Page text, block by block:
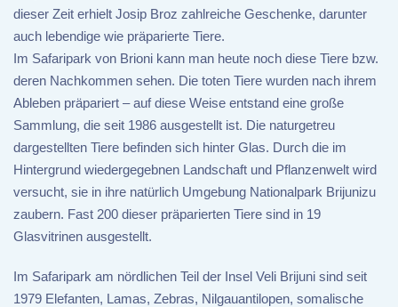
dieser Zeit erhielt Josip Broz zahlreiche Geschenke, darunter
auch lebendige wie präparierte Tiere.
Im Safaripark von Brioni kann man heute noch diese Tiere bzw.
deren Nachkommen sehen. Die toten Tiere wurden nach ihrem
Ableben präpariert – auf diese Weise entstand eine große
Sammlung, die seit 1986 ausgestellt ist. Die naturgetreu
dargestellten Tiere befinden sich hinter Glas. Durch die im
Hintergrund wiedergegebnen Landschaft und Pflanzenwelt wird
versucht, sie in ihre natürlich Umgebung Nationalpark Brijunizu
zaubern. Fast 200 dieser präparierten Tiere sind in 19
Glasvitrinen ausgestellt.
Im Safaripark am nördlichen Teil der Insel Veli Brijuni sind seit
1979 Elefanten, Lamas, Zebras, Nilgauantilopen, somalische